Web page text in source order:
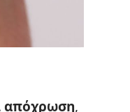
απόχρωση,